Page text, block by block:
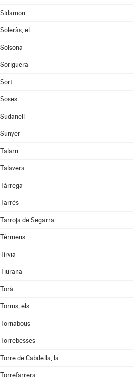
Sidamon
Soleràs, el
Solsona
Soriguera
Sort
Soses
Sudanell
Sunyer
Talarn
Talavera
Tàrrega
Tarrés
Tarroja de Segarra
Térmens
Tírvia
Tiurana
Torà
Torms, els
Tornabous
Torrebesses
Torre de Cabdella, la
Torrefarrera